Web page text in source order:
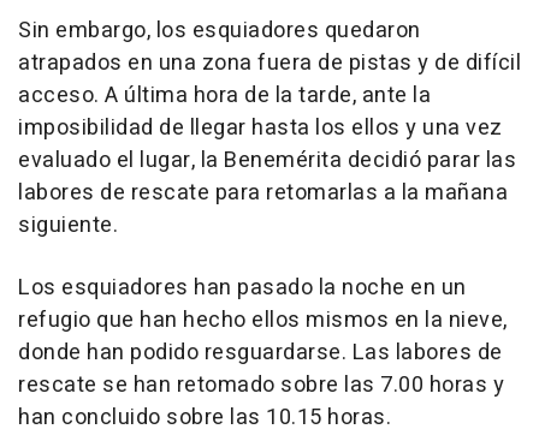
Sin embargo, los esquiadores quedaron
atrapados en una zona fuera de pistas y de difícil
acceso. A última hora de la tarde, ante la
imposibilidad de llegar hasta los ellos y una vez
evaluado el lugar, la Benemérita decidió parar las
labores de rescate para retomarlas a la mañana
siguiente.
Los esquiadores han pasado la noche en un
refugio que han hecho ellos mismos en la nieve,
donde han podido resguardarse. Las labores de
rescate se han retomado sobre las 7.00 horas y
han concluido sobre las 10.15 horas.